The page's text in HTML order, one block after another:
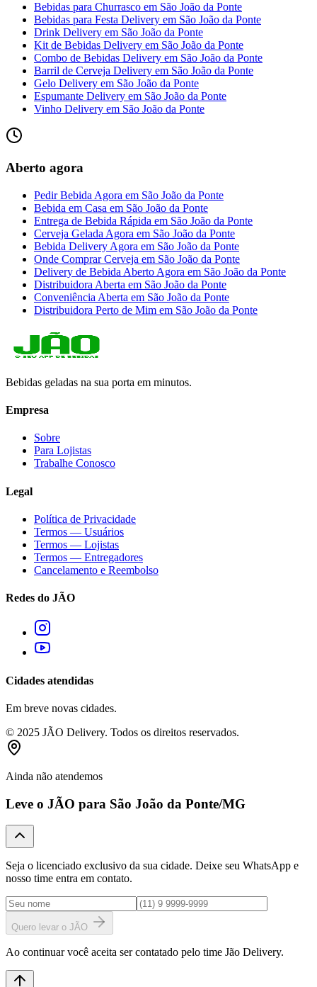
Bebidas para Churrasco em São João da Ponte
Bebidas para Festa Delivery em São João da Ponte
Drink Delivery em São João da Ponte
Kit de Bebidas Delivery em São João da Ponte
Combo de Bebidas Delivery em São João da Ponte
Barril de Cerveja Delivery em São João da Ponte
Gelo Delivery em São João da Ponte
Espumante Delivery em São João da Ponte
Vinho Delivery em São João da Ponte
Aberto agora
Pedir Bebida Agora em São João da Ponte
Bebida em Casa em São João da Ponte
Entrega de Bebida Rápida em São João da Ponte
Cerveja Gelada Agora em São João da Ponte
Bebida Delivery Agora em São João da Ponte
Onde Comprar Cerveja em São João da Ponte
Delivery de Bebida Aberto Agora em São João da Ponte
Distribuidora Aberta em São João da Ponte
Conveniência Aberta em São João da Ponte
Distribuidora Perto de Mim em São João da Ponte
Bebidas geladas na sua porta em minutos.
Empresa
Sobre
Para Lojistas
Trabalhe Conosco
Legal
Política de Privacidade
Termos — Usuários
Termos — Lojistas
Termos — Entregadores
Cancelamento e Reembolso
Redes do JÃO
Cidades atendidas
Em breve novas cidades.
© 2025 JÃO Delivery. Todos os direitos reservados.
Ainda não atendemos
Leve o JÃO para São João da Ponte/MG
Seja o licenciado exclusivo da sua cidade. Deixe seu WhatsApp e
nosso time entra em contato.
Quero levar o JÃO
Ao continuar você aceita ser contatado pelo time Jão Delivery.